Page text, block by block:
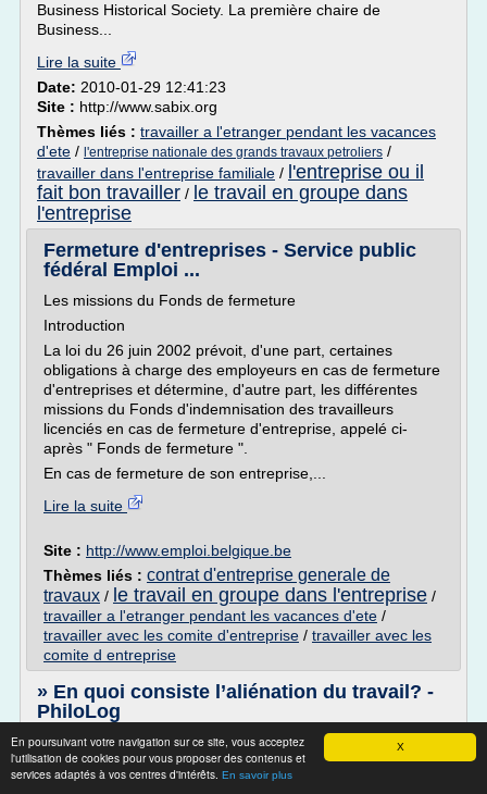
X
En poursuivant votre navigation sur ce site, vous acceptez
l'utilisation de cookies pour vous proposer des contenus et
services adaptés à vos centres d'intérêts. En savoir plus
Business Historical Society. La première chaire de
Business...
Lire la suite
Date: 2010-01-29 12:41:23
Site : http://www.sabix.org
Thèmes liés : travailler a l'etranger pendant les vacances
d'ete / l'entreprise nationale des grands travaux petroliers /
travailler dans l'entreprise familiale / l'entreprise ou il
fait bon travailler / le travail en groupe dans
l'entreprise
Fermeture d'entreprises - Service public
fédéral Emploi ...
Les missions du Fonds de fermeture
Introduction
La loi du 26 juin 2002 prévoit, d'une part, certaines
obligations à charge des employeurs en cas de fermeture
d'entreprises et détermine, d'autre part, les différentes
missions du Fonds d'indemnisation des travailleurs
licenciés en cas de fermeture d'entreprise, appelé ci-
après " Fonds de fermeture ".
En cas de fermeture de son entreprise,...
Lire la suite
Site : http://www.emploi.belgique.be
Thèmes liés : contrat d'entreprise generale de
travaux / le travail en groupe dans l'entreprise /
travailler a l'etranger pendant les vacances d'ete /
travailler avec les comite d'entreprise / travailler avec les
comite d entreprise
» En quoi consiste l’aliénation du travail? -
PhiloLog
D'abord dans le fait que le travail est extérieur à l'ouvrier,
c'est-à-dire qu'il n'appartient pas à son essence, que donc,
dans le travail, celui-ci ne s'affirme pas, mais se nie, ne se